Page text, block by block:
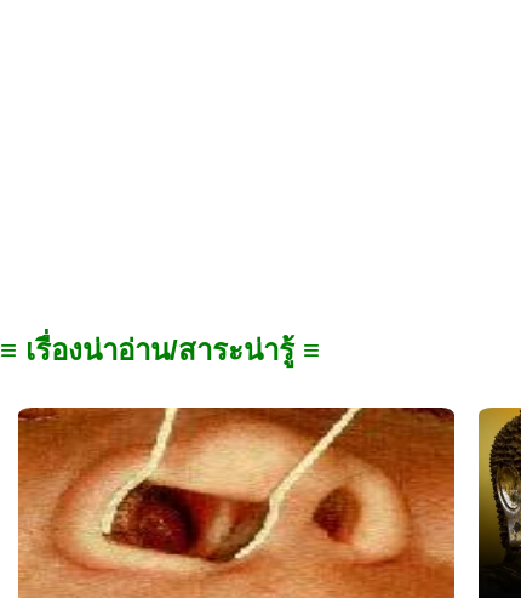
≡ เรื่องน่าอ่าน/สาระน่ารู้ ≡